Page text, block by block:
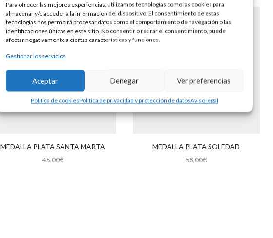
Para ofrecer las mejores experiencias, utilizamos tecnologías como las cookies para
almacenar y/o acceder a la información del dispositivo. El consentimiento de estas
tecnologías nos permitirá procesar datos como el comportamiento de navegación o las
identificaciones únicas en este sitio. No consentir o retirar el consentimiento, puede
afectar negativamente a ciertas características y funciones.
Gestionar los servicios
Aceptar Denegar Ver preferencias
Política de cookiesPolítica de privacidad y protección de datosAviso legal
MEDALLA PLATA SANTA MARTA
45,00€
MEDALLA PLATA SOLEDAD
58,00€